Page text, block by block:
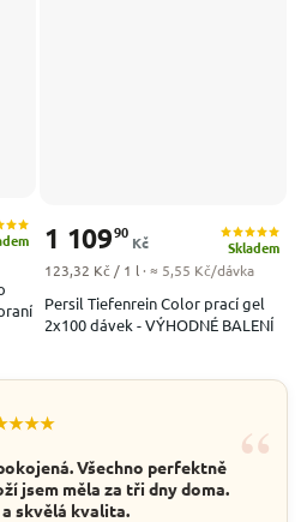
Persil Tiefenrein Color prací gel
2x100 dávek - VÝHODNÉ BALENÍ
Skladem
1 10990
Kč
Měrná cena:
123,32 Kč / 1 l · ≈ 5,55 Kč/dávka
“
Všechno perfektně
jsem měla za tři dny doma.
skvělá kvalita.